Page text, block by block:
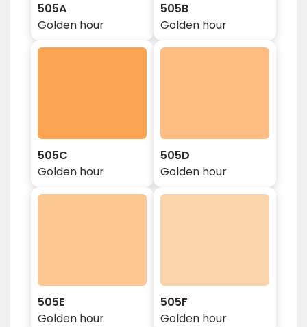
505A
Golden hour
505B
Golden hour
505C
Golden hour
505D
Golden hour
505E
Golden hour
505F
Golden hour